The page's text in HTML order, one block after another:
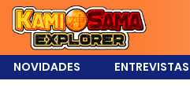
NOVIDADES ENTREVISTAS